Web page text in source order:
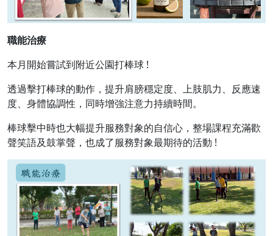
職能治療
本月開始嘗試到附近公園打棒球 !
透過擊打棒球的動作，提升肩膀穩定度、上肢肌力、反應速
度、身體協調性，同時增強注意力持續時間。
棒球擊中時也大幅提升服務對象的自信心，整場課程充滿歡
聲笑語及鼓掌聲，也成了服務對象最期待的活動 !